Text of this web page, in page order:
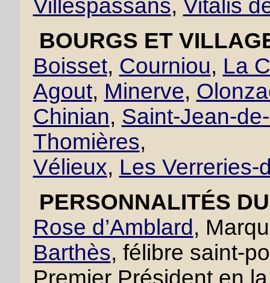
Villespassans, Vitalis
BOURGS ET
Boisset, Courniou, La
Agout, Minerve,
Chinian, Saint-Jean-
Thomières,
Vélieux, Les Verreries-
PERSONNALITÉS
Rose d’Amblard ,
Barthès, félibre saint-
Premier Président en